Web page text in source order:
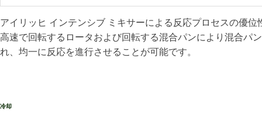
アイリッヒ インテンシブ ミキサーによる反応プロセスの優位
高速で回転するロータおよび回転する混合パンにより混合パ
れ、均一に反応を進行させることが可能です。
冷却